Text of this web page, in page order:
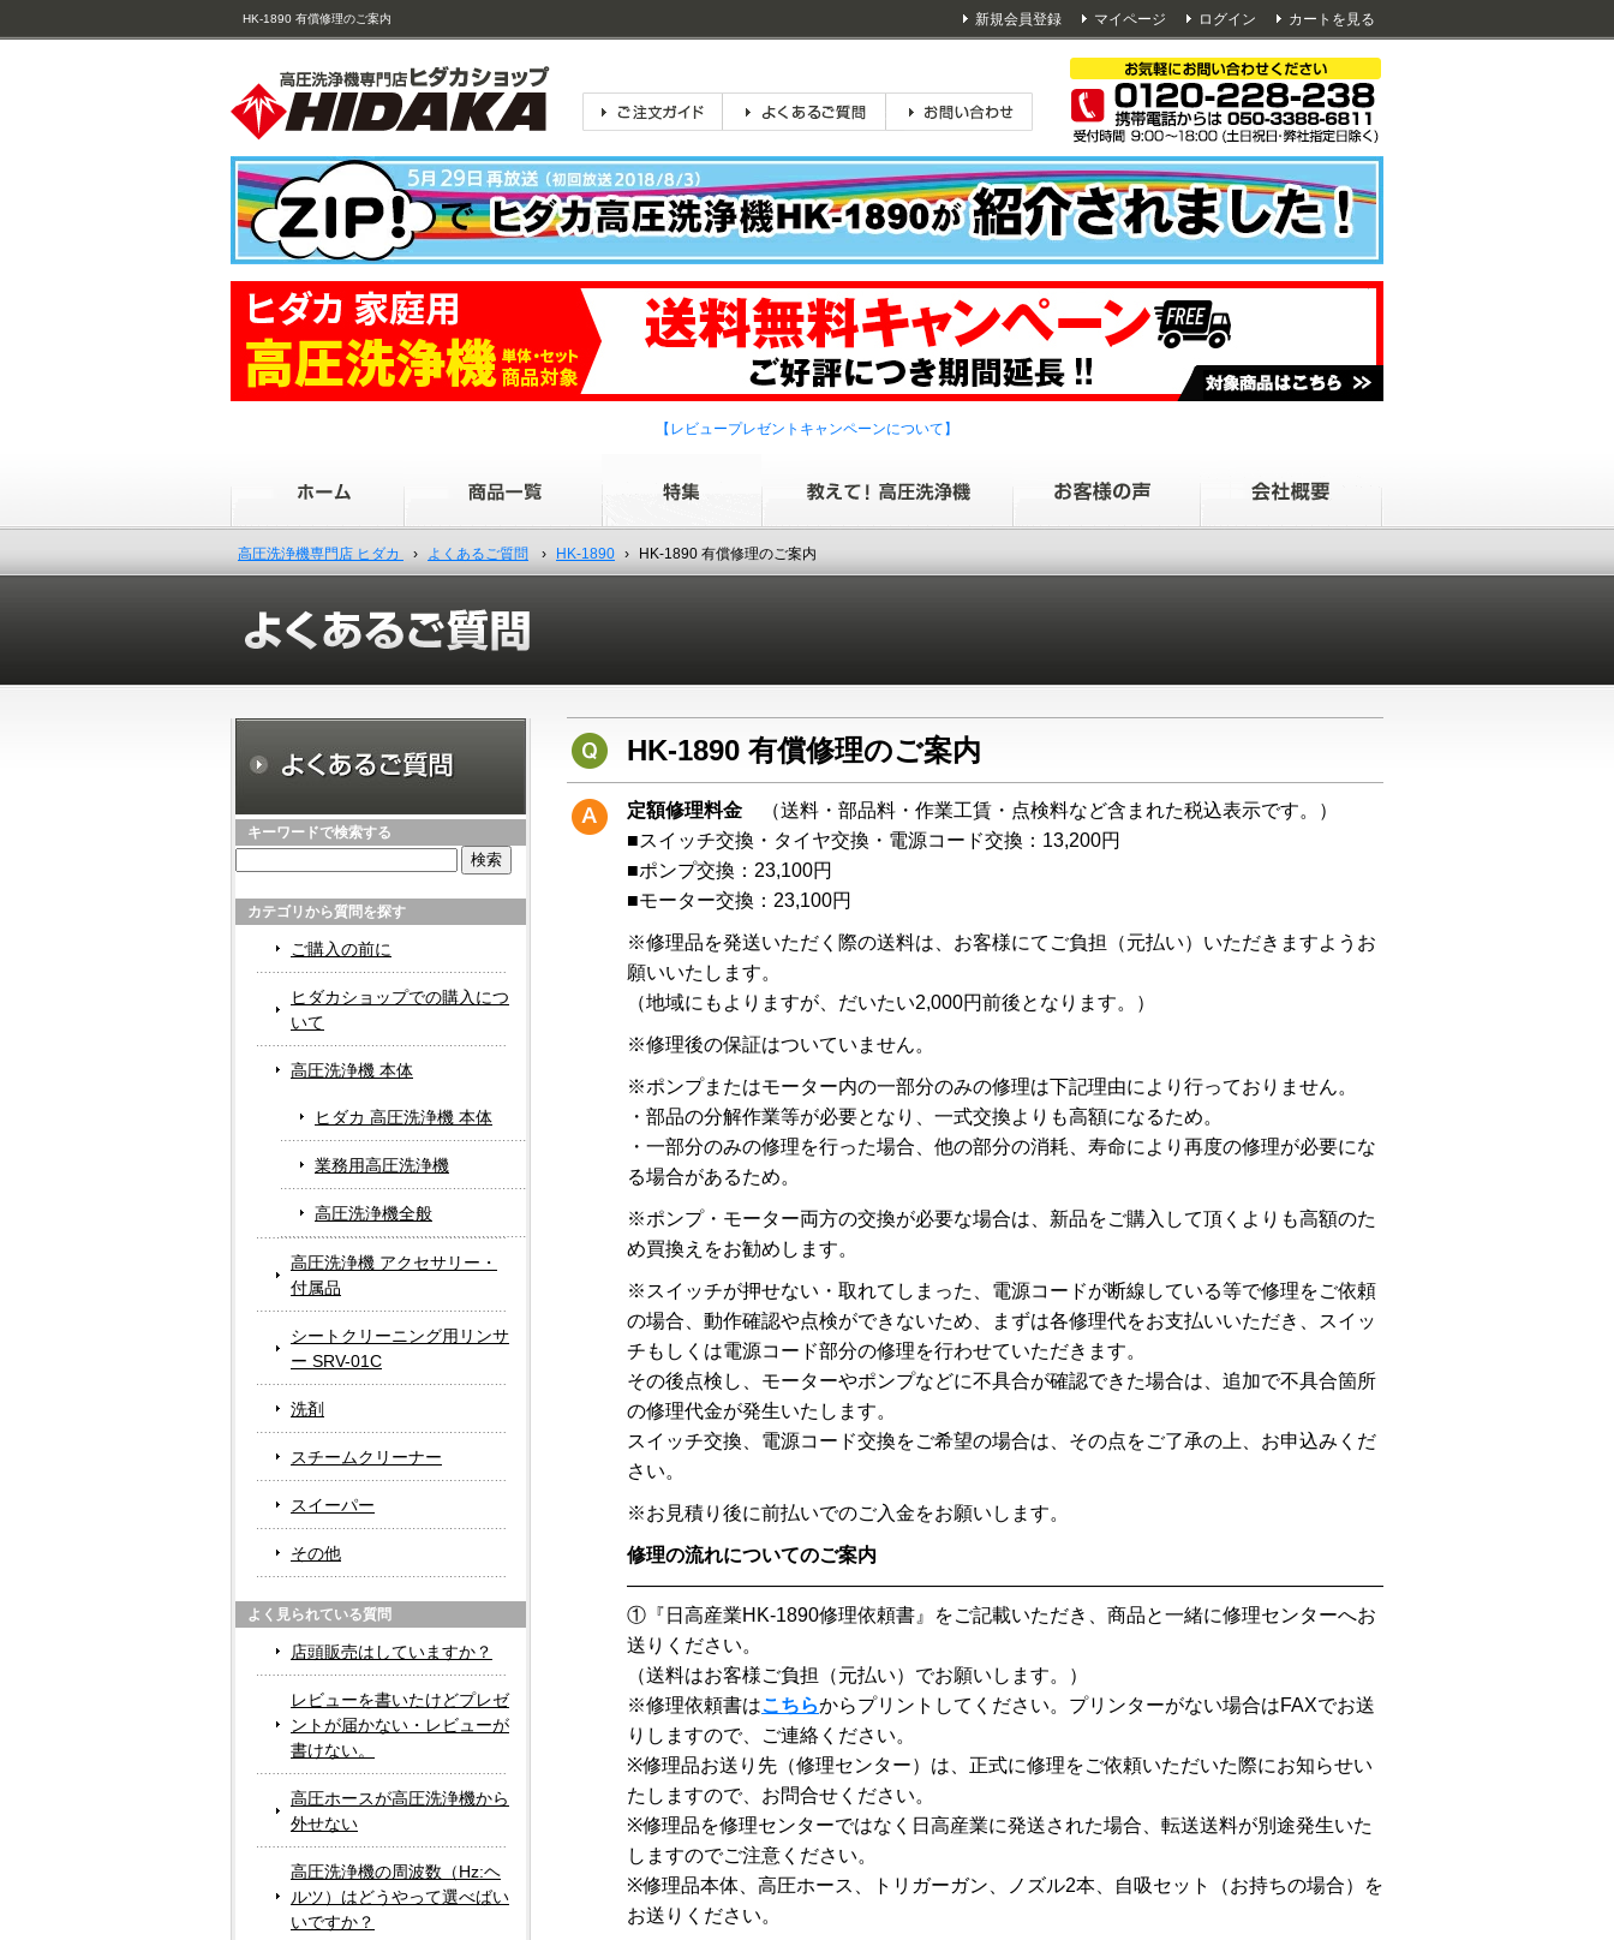
HK-1890 有償修理のご案内 新規会員登録 マイページ ログイン カートを見る
【レビュープレゼントキャンペーンについて】
高圧洗浄機専門店 ヒダカ › よくあるご質問 › HK-1890 › HK-1890 有償修理のご案内
HK-1890 有償修理のご案内
定額修理料金 （送料・部品料・作業工賃・点検料など含まれた税込表示です。）
■スイッチ交換・タイヤ交換・電源コード交換：13,200円
■ポンプ交換：23,100円
■モーター交換：23,100円
※修理品を発送いただく際の送料は、お客様にてご負担（元払い）いただきますようお
願いいたします。
（地域にもよりますが、だいたい2,000円前後となります。）
※修理後の保証はついていません。
※ポンプまたはモーター内の一部分のみの修理は下記理由により行っておりません。
・部品の分解作業等が必要となり、一式交換よりも高額になるため。
・一部分のみの修理を行った場合、他の部分の消耗、寿命により再度の修理が必要にな
る場合があるため。
※ポンプ・モーター両方の交換が必要な場合は、新品をご購入して頂くよりも高額のた
め買換えをお勧めします。
※スイッチが押せない・取れてしまった、電源コードが断線している等で修理をご依頼
の場合、動作確認や点検ができないため、まずは各修理代をお支払いいただき、スイッ
チもしくは電源コード部分の修理を行わせていただきます。
その後点検し、モーターやポンプなどに不具合が確認できた場合は、追加で不具合箇所
の修理代金が発生いたします。
スイッチ交換、電源コード交換をご希望の場合は、その点をご了承の上、お申込みくだ
さい。
※お見積り後に前払いでのご入金をお願いします。
修理の流れについてのご案内
①『日高産業HK-1890修理依頼書』をご記載いただき、商品と一緒に修理センターへお
送りください。
（送料はお客様ご負担（元払い）でお願いします。）
※修理依頼書はこちらからプリントしてください。プリンターがない場合はFAXでお送
りしますので、ご連絡ください。
※修理品お送り先（修理センター）は、正式に修理をご依頼いただいた際にお知らせい
たしますので、お問合せください。
※修理品を修理センターではなく日高産業に発送された場合、転送送料が別途発生いた
しますのでご注意ください。
※修理品本体、高圧ホース、トリガーガン、ノズル2本、自吸セット（お持ちの場合）を
お送りください。
キーワードで検索する
検
索:
カテゴリから質問を探す
ご購入の前に
ヒダカショップでの購入につ
いて
高圧洗浄機 本体
ヒダカ 高圧洗浄機 本体
業務用高圧洗浄機
高圧洗浄機全般
高圧洗浄機 アクセサリー・
付属品
シートクリーニング用リンサ
ー SRV-01C
洗剤
スチームクリーナー
スイーパー
その他
よく見られている質問
店頭販売はしていますか？
レビューを書いたけどプレゼ
ントが届かない・レビューが
書けない。
高圧ホースが高圧洗浄機から
外せない
高圧洗浄機の周波数（Hz:ヘ
ルツ）はどうやって選べばい
いですか？